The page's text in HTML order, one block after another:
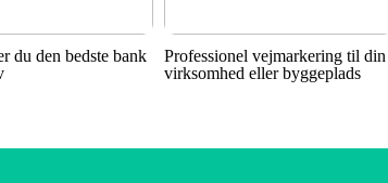
du den bedste bank
Professionel vejmarkering til din
virksomhed eller byggeplads